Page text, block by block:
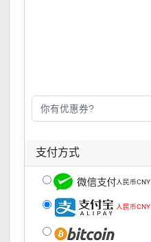
支付方式
人民币CNY
人民币CNY